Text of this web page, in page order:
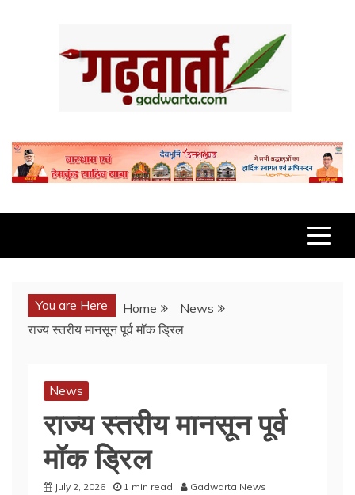
You are Here Home
News
राज्य स्तरीय मानसून पूर्व मॉक ड्रिल
News
राज्य स्तरीय मानसून पूर्व
मॉक ड्रिल
July 2, 2026 1 min read Gadwarta News